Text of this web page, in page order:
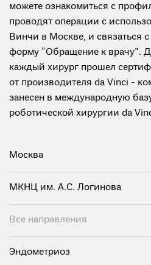
можете ознакомиться с
проводят операции с
Винчи в Москве, и связаться
форму “Обращение к врачу”.
каждый хирург прошел
от производителя da Vinci -
занесен в международную
роботической хирургии da
Москва
МКНЦ им. А.С. Логинова
Все направления
Эндометриоз